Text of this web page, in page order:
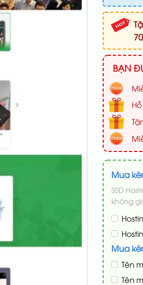
BẠN
Mua
SSD
không
Mua
Tên
Tên